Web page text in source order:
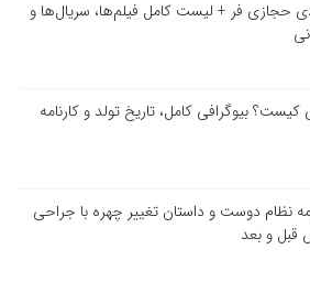
حجازی فر + لیست کامل فیلم‌ها، سریال‌ها و
بیوگرافی کامل، تاریخ تولد و کارنامه
نظام دوست و داستان تغییر چهره با جراحی
قبل و بعد